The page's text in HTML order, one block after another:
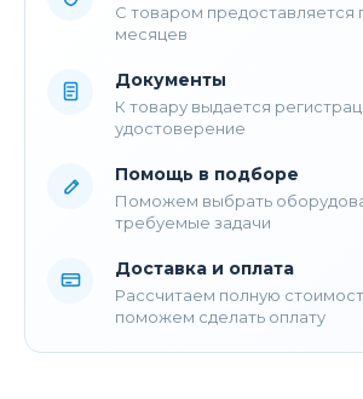
С товаром предоставляется
месяцев
Документы
К товару выдается
удостоверение
Помощь в подборе
Поможем выбрать
требуемые задачи
Доставка и оплата
Рассчитаем полную
поможем сделать оплату